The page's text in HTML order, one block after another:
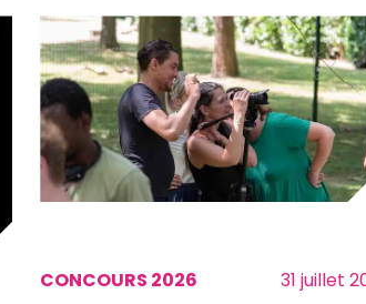
CONCOURS 2026 31 juillet